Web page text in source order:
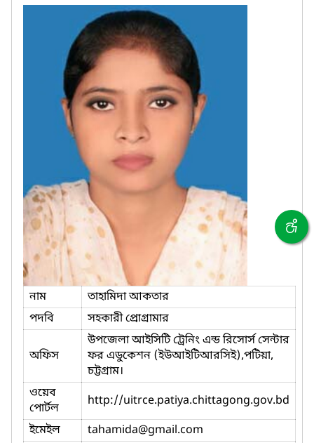
নাম
তাহামিদা আকতার
পদবি
সহকারী প্রোগ্রামার
অফিস
উপজেলা আইসিটি ট্রেনিং এন্ড রিসোর্স সেন্টার
ফর এডুকেশন (ইউআইটিআরসিই),পটিয়া,
চট্টগ্রাম।
ওয়েব
পোর্টল
http://uitrce.patiya.chittagong.gov.bd
ইমেইল
tahamida@gmail.com